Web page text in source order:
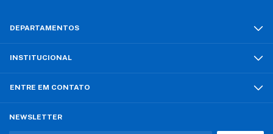
DEPARTAMENTOS
INSTITUCIONAL
ENTRE EM CONTATO
NEWSLETTER